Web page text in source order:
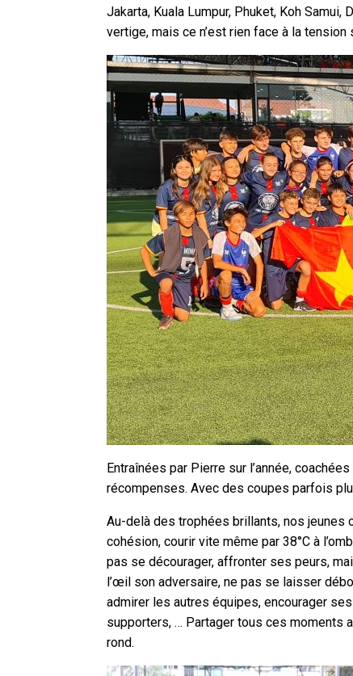
Jakarta, Kuala Lumpur, Phuket, Koh
vertige, mais ce n’est rien face à la tension
Entraînées par Pierre sur l’année,
récompenses. Avec des coupes parfois
Au-delà des trophées brillants, nos jeunes
cohésion, courir vite même par 38°C à
pas se décourager, affronter ses peurs,
l’œil son adversaire, ne pas se laisser
admirer les autres équipes, encourager
supporters, … Partager tous ces moments
rond.